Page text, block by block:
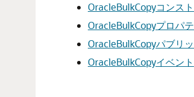
OracleBulkCopyコンス
OracleBulkCopyプロパ
OracleBulkCopyパブリ
OracleBulkCopyイベント